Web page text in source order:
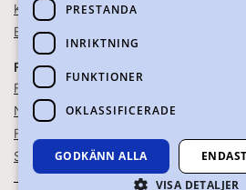
Kontaktuppgifter
Blanketter
FÖR SKOLPERSONAL
För SYV
Nationella studievägskoder
För gymnasieskolor
Skolportalen
PRESTANDA
INRIKTNING
FUNKTIONER
OKLASSIFICERADE
GODKÄNN ALLA
VISA DETALJER